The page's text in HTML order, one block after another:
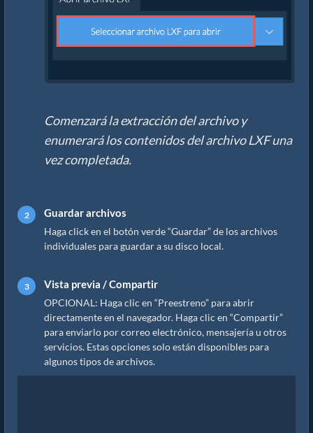
Comenzará la extracción del archivo y
enumerará los contenidos del archivo LXF una
vez completada.
Guardar archivos
Haga click en el botón verde “Guardar” de los archivos
individuales para guardar a su disco local.
Vista previa / Compartir
OPCIONAL: Haga clic en “Preestreno” para abrir
directamente en el navegador. Haga clic en “Compartir”
para enviarlo por correo electrónico, mensajería u otros
servicios. Estas opciones solo están disponibles para
algunos tipos de archivos.